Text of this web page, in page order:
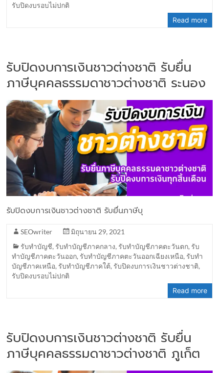
รับปิดงบรอบไม่ปกติ
Read more
รับปิดงบการเงินชาวต่างชาติ รับยื่น
ภาษีบุคคลธรรมดาชาวต่างชาติ ระนอง
รับปิดงบการเงินชาวต่างชาติ รับยื่นภาษีบุ
SEOwriter
มิถุนายน 29, 2021
รับทำบัญชี, รับทำบัญชีภาคกลาง, รับทำบัญชีภาคตะวันตก, รับ
ทำบัญชีภาคตะวันออก, รับทำบัญชีภาคตะวันออกเฉียงเหนือ, รับทำ
บัญชีภาคเหนือ, รับทำบัญชีภาคใต้, รับปิดงบการเงินชาวต่างชาติ,
รับปิดงบรอบไม่ปกติ
Read more
รับปิดงบการเงินชาวต่างชาติ รับยื่น
ภาษีบุคคลธรรมดาชาวต่างชาติ ภูเก็ต